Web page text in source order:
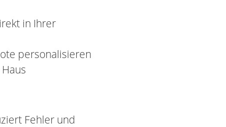
in Ihrer
personalisieren
Fehler und